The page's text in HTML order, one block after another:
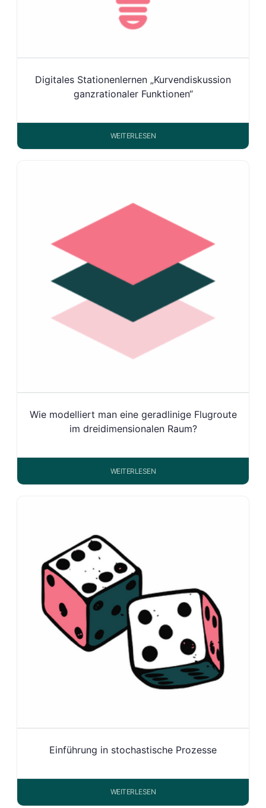
Digitales Stationenlernen „Kurvendiskussion
ganzrationaler Funktionen“
WEITERLESEN
Wie modelliert man eine geradlinige Flugroute
im dreidimensionalen Raum?
WEITERLESEN
Einführung in stochastische Prozesse
WEITERLESEN